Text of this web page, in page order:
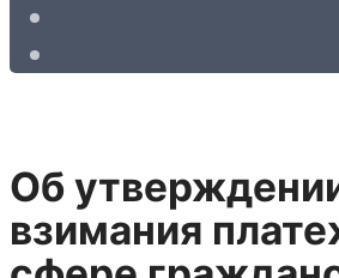
Об
взимания